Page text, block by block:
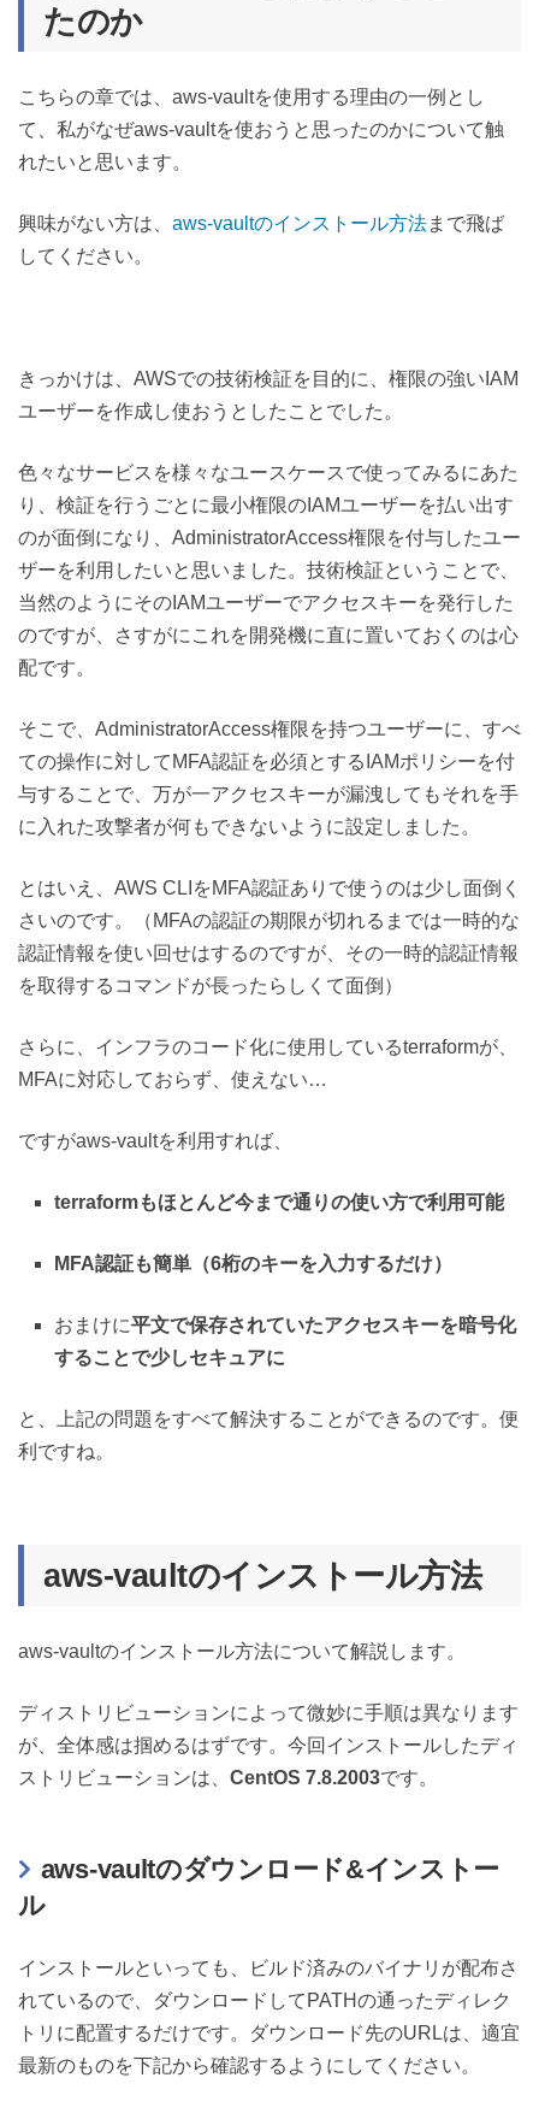
たのか
こちらの章では、aws-vaultを使用する理由の一例とし
て、私がなぜaws-vaultを使おうと思ったのかについて触
れたいと思います。
興味がない方は、 aws-vaultのインストール方法まで飛ば
してください。
きっかけは、AWSでの技術検証を目的に、権限の強いIAM
ユーザーを作成し使おうとしたことでした。
色々なサービスを様々なユースケースで使ってみるにあた
り、検証を行うごとに最小権限のIAMユーザーを払い出す
のが面倒になり、AdministratorAccess権限を付与したユー
ザーを利用したいと思いました。技術検証ということで、
当然のようにそのIAMユーザーでアクセスキーを発行した
のですが、さすがにこれを開発機に直に置いておくのは心
配です。
そこで、AdministratorAccess権限を持つユーザーに、すべ
ての操作に対してMFA認証を必須とするIAMポリシーを付
与することで、万が一アクセスキーが漏洩してもそれを手
に入れた攻撃者が何もできないように設定しました。
とはいえ、AWS CLIをMFA認証ありで使うのは少し面倒く
さいのです。（MFAの認証の期限が切れるまでは一時的な
認証情報を使い回せはするのですが、その一時的認証情報
を取得するコマンドが長ったらしくて面倒）
さらに、インフラのコード化に使用しているterraformが、
MFAに対応しておらず、使えない…
ですがaws-vaultを利用すれば、
terraformもほとんど今まで通りの使い方で利用可能
MFA認証も簡単（6桁のキーを入力するだけ）
おまけに平文で保存されていたアクセスキーを暗号化
することで少しセキュアに
と、上記の問題をすべて解決することができるのです。便
利ですね。
aws-vaultのインストール方法
aws-vaultのインストール方法について解説します。
ディストリビューションによって微妙に手順は異なります
が、全体感は掴めるはずです。今回インストールしたディ
ストリビューションは、 CentOS 7.8.2003です。
aws-vaultのダウンロード&インストー
ル
インストールといっても、ビルド済みのバイナリが配布さ
れているので、ダウンロードしてPATHの通ったディレク
トリに配置するだけです。ダウンロード先のURLは、適宜
最新のものを下記から確認するようにしてください。